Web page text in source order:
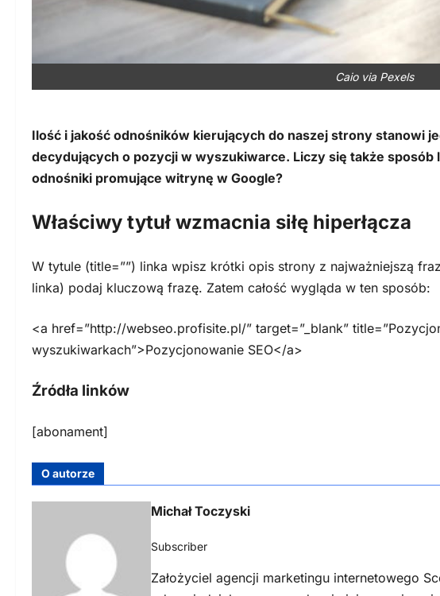
Caio via Pexels
Ilość i jakość odnośników kierujących do naszej strony stanowi
decydujących o pozycji w wyszukiwarce. Liczy się także sposób
odnośniki promujące witrynę w Google?
Właściwy tytuł wzmacnia siłę hiperłącza
W tytule (title=””) linka wpisz krótki opis strony z najważniejszą
linka) podaj kluczową frazę. Zatem całość wygląda w ten sposób:
<a href=”http://webseo.profisite.pl/” target=”_blank”
wyszukiwarkach”>Pozycjonowanie SEO</a>
Źródła linków
[abonament]
O autorze
Michał Toczyski
Subscriber
Założyciel agencji marketingu internetowego